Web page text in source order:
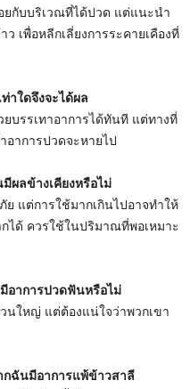
กับบริเวณที่ได้ปวด แต่แนะนำ
เพื่อหลีกเลี่ยงการระคายเคืองที่
าใดจึงจะได้ผล
บรรเทาอาการได้ทันที แต่ทางที่
อาการปวดจะหายไป
ผลข้างเคียงหรือไม่
แต่การใช้มากเกินไปอาจทำให้
ได้ ควรใช้ในปริมาณที่พอเหมาะ
อาการปวดฟันหรือไม่
นใหญ่ แต่ต้องแน่ใจว่าพวกเขา
กฉันมีอาการแพ้ข้าวสาลี